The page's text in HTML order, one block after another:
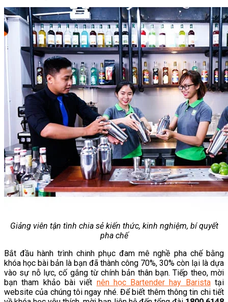
Giảng viên tận tình chia sẻ kiến thức, kinh nghiệm, bí quyết
pha chế
Bắt đầu hành trình chinh phục đam mê nghề pha chế bằng
khóa học bài bản là bạn đã thành công 70%, 30% còn lại là dựa
vào sự nỗ lực, cố gắng từ chính bản thân bạn. Tiếp theo, mời
bạn tham khảo bài viết nên học Bartender hay Baristatại
website của chúng tôi ngay nhé. Để biết thêm thông tin chi tiết